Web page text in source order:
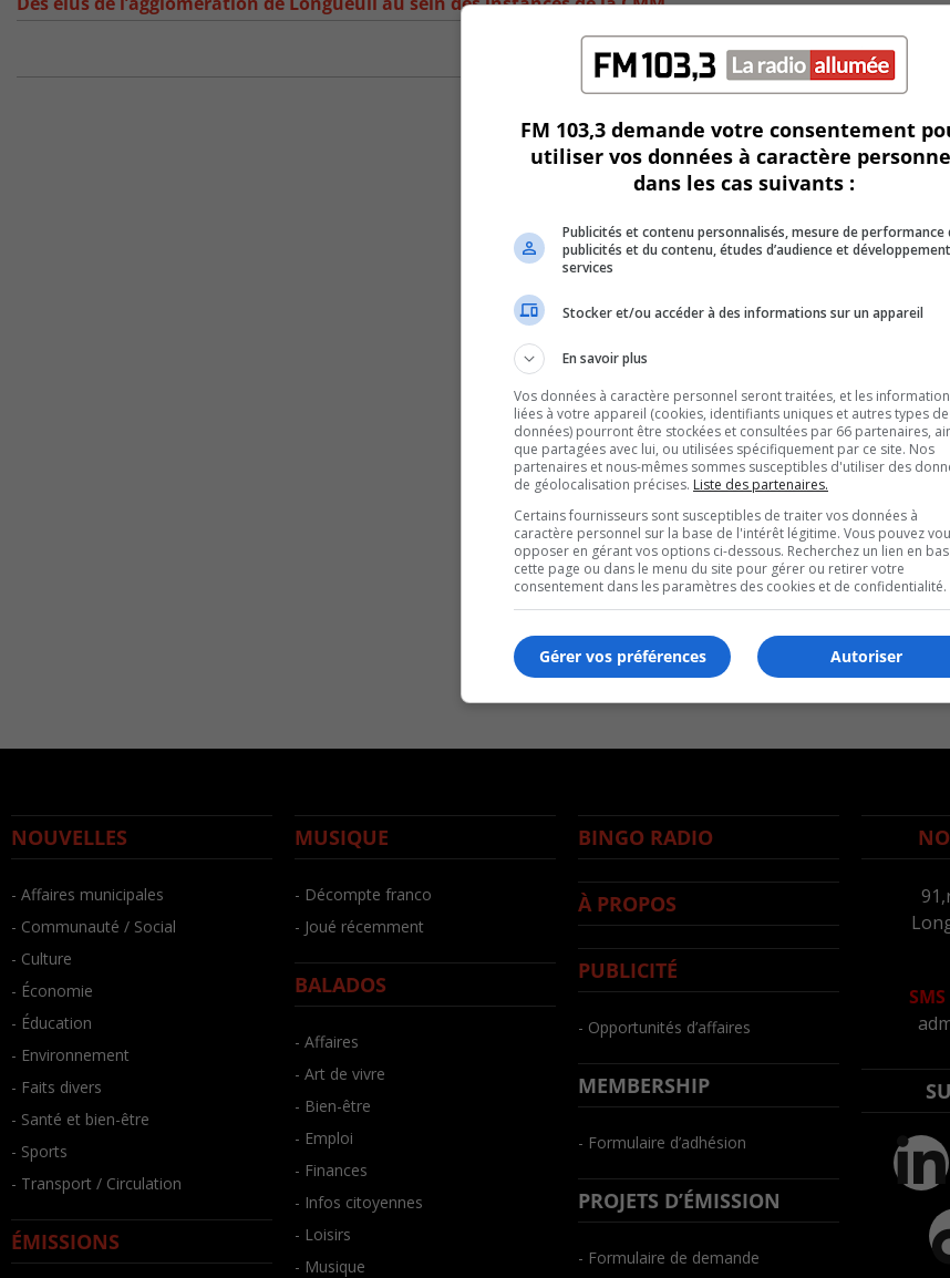
NOUVELLES
- Affaires municipales
- Communauté / Social
- Culture
- Économie
- Éducation
- Environnement
- Faits divers
- Santé et bien-être
- Sports
- Transport / Circulation
ÉMISSIONS
MUSIQUE
- Décompte franco
- Joué récemment
BALADOS
- Affaires
- Art de vivre
- Bien-être
- Emploi
- Finances
- Infos citoyennes
- Loisirs
- Musique
BINGO RADIO
À PROPOS
PUBLICITÉ
- Opportunités d’affaires
MEMBERSHIP
- Formulaire d’adhésion
PROJETS D’ÉMISSION
- Formulaire de demande
SMS
FM 103,3 demande votre consentement
utiliser vos données à caractère
dans les cas suivants :
Publicités et contenu personnalisés, mesure de performance
publicités et du contenu, études d’audience et
services
Stocker et/ou accéder à des informations sur un appareil
En savoir plus
Vos données à caractère personnel seront traitées, et les
liées à votre appareil (cookies, identifiants uniques et autres types de
données) pourront être stockées et consultées par 66 partenaires,
que partagées avec lui, ou utilisées spécifiquement par ce site. Nos
partenaires et nous-mêmes sommes susceptibles d'utiliser des
de géolocalisation précises. Liste des partenaires.
Certains fournisseurs sont susceptibles de traiter vos données à
caractère personnel sur la base de l'intérêt légitime. Vous pouvez
opposer en gérant vos options ci-dessous. Recherchez un lien en
cette page ou dans le menu du site pour gérer ou retirer votre
consentement dans les paramètres des cookies et de confidentialité.
Autoriser
Gérer vos préférences